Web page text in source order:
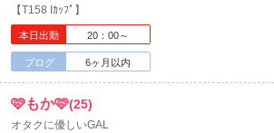
【T158 Iｶｯﾌﾟ】
本日出勤 20：00～
ブログ 6ヶ月以内
🩷もか🩷(25)
オタクに優しいGAL